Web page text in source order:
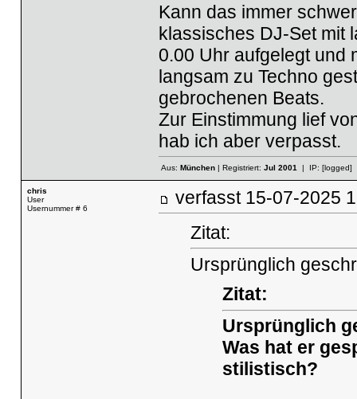
Kann das immer
klassisches DJ-Set mit
0.00 Uhr aufgelegt und
langsam zu Techno
gebrochenen Beats.
Zur Einstimmung lief
hab ich aber verpasst.
Aus: München| Registriert: Jul 2001| IP: [logged]
chris
User
Usernummer # 6
verfasst 15-07-
Zitat:
Ursprünglich
Zitat:
Ursprünglich
Was hat er
stilistisch?